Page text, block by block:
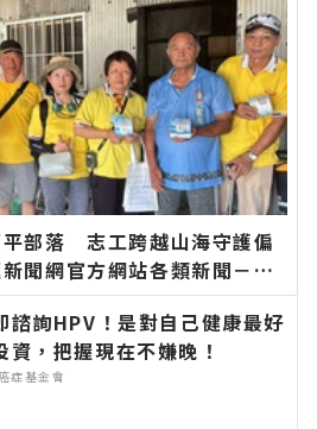
部落 志工跨越山海守護偏
聞網官方網站各類新聞－最
最新的在地資訊！
諮詢HPV！是對自己健康最好
資，把握現在不嫌晚！
症基金會